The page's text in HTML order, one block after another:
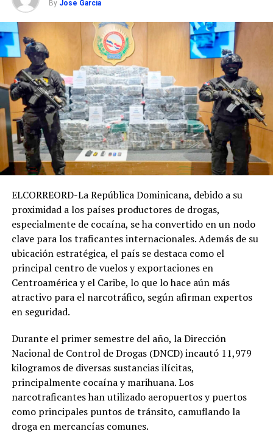
By Jose Garcia
ELCORREORD-La República Dominicana, debido a su
proximidad a los países productores de drogas,
especialmente de cocaína, se ha convertido en un nodo
clave para los traficantes internacionales. Además de su
ubicación estratégica, el país se destaca como el
principal centro de vuelos y exportaciones en
Centroamérica y el Caribe, lo que lo hace aún más
atractivo para el narcotráfico, según afirman expertos
en seguridad.
Durante el primer semestre del año, la Dirección
Nacional de Control de Drogas (DNCD) incautó 11,979
kilogramos de diversas sustancias ilícitas,
principalmente cocaína y marihuana. Los
narcotraficantes han utilizado aeropuertos y puertos
como principales puntos de tránsito, camuflando la
droga en mercancías comunes.